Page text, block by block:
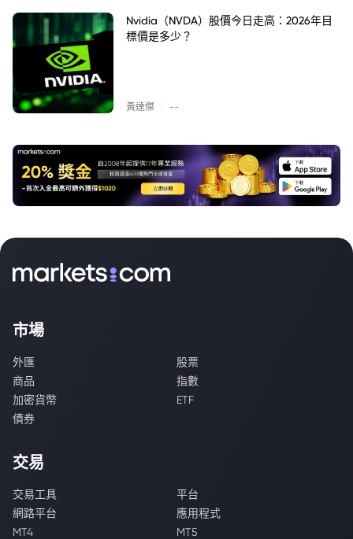
Nvidia（NVDA）股價今日走高：2026年目
標價是多少？
黃達傑 --
市場
外匯
股票
商品
指數
加密貨幣
ETF
債券
交易
交易工具
平台
網路平台
應用程式
MT4
MT5